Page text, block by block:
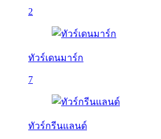
2
ทัวร์เดนมาร์ก
7
ทัวร์กรีนแลนด์